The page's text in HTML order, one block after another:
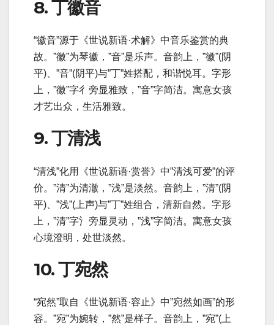
8. 丁徽音
“徽音”源于《世说新语·术解》中音乐鉴赏的典
故。”徽”为琴徽，”音”是乐声。音韵上，”徽”(阴
平)、”音”(阴平)与”丁”姓搭配，和谐悦耳。字形
上，”徽”字彳旁显雅致，”音”字简洁。寓意女孩
才艺出众，生活雅致。
9. 丁清浅
“清浅”化用《世说新语·赏誉》中”清浅可爱”的评
价。”清”为清澈，”浅”是淡然。音韵上，”清”(阴
平)、”浅”(上声)与”丁”姓组合，清新自然。字形
上，”清”字氵旁显灵动，”浅”字简洁。寓意女孩
心境澄明，处世淡然。
10. 丁宛然
“宛然”取自《世说新语·容止》中”宛然如画”的形
容。”宛”为婉转，”然”是样子。音韵上，”宛”(上